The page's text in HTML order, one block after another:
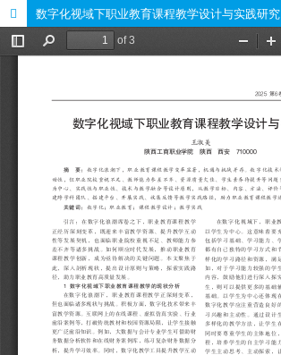
数字化视域下职业教育课程教学设计与实践研究